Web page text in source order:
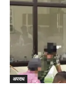
अपराध